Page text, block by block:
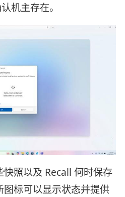
机主存在。
照以及 Recall 何时保存
标可以显示状态并提供